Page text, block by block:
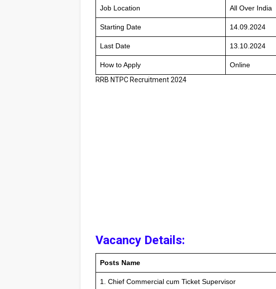
Job Location All Over India
Starting Date 14.09.2024
Last Date 13.10.2024
How to Apply
Online
RRB NTPC Recruitment 2024
Vacancy Details:
Posts Name
1. Chief Commercial cum Ticket Supervisor